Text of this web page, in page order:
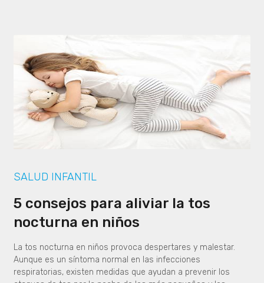
SALUD INFANTIL
5 consejos para aliviar la tos
nocturna en niños
La tos nocturna en niños provoca despertares y malestar.
Aunque es un síntoma normal en las infecciones
respiratorias, existen medidas que ayudan a prevenir los